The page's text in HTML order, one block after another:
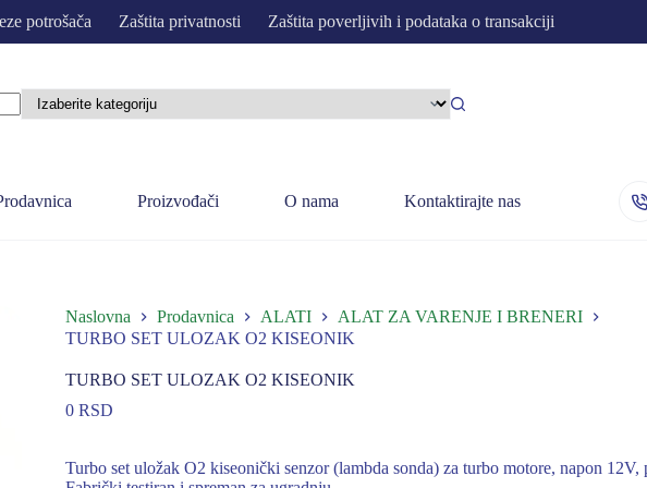
potrošača Zaštita privatnosti Zaštita poverljivih i podataka o transakciji
Proizvođači O nama Kontaktirajte nas
Naslovna Prodavnica ALATI
ALAT ZA VARENJE I BRENERI
TURBO SET ULOZAK O2 KISEONIK
TURBO SET ULOZAK O2 KISEONIK
0 RSD
Turbo set uložak O2 kiseonički senzor (lambda sonda) za turbo motore, napon